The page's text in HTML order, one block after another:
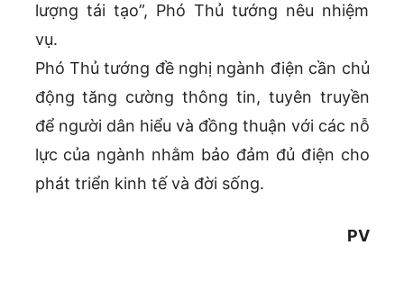
lượng tái tạo”, Phó Thủ tướng nêu nhiệm
vụ.
Phó Thủ tướng đề nghị ngành điện cần chủ
động tăng cường thông tin, tuyên truyền
để người dân hiểu và đồng thuận với các nỗ
lực của ngành nhằm bảo đảm đủ điện cho
phát triển kinh tế và đời sống.
PV